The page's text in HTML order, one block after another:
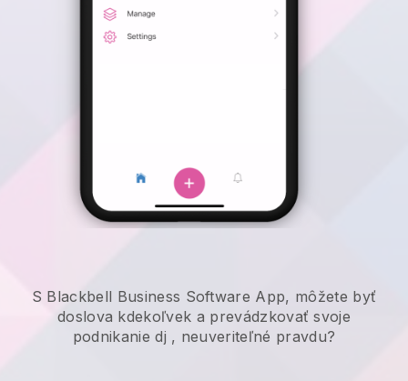
S Blackbell Business Software App, môžete byť
doslova kdekoľvek a prevádzkovať svoje
podnikanie dj , neuveriteľné pravdu?